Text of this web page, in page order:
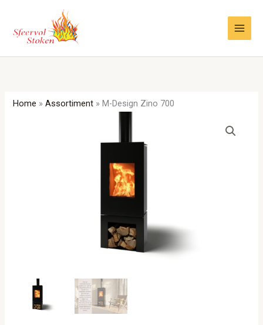
inhoud
Home »Assortiment » M-Design Zino 700